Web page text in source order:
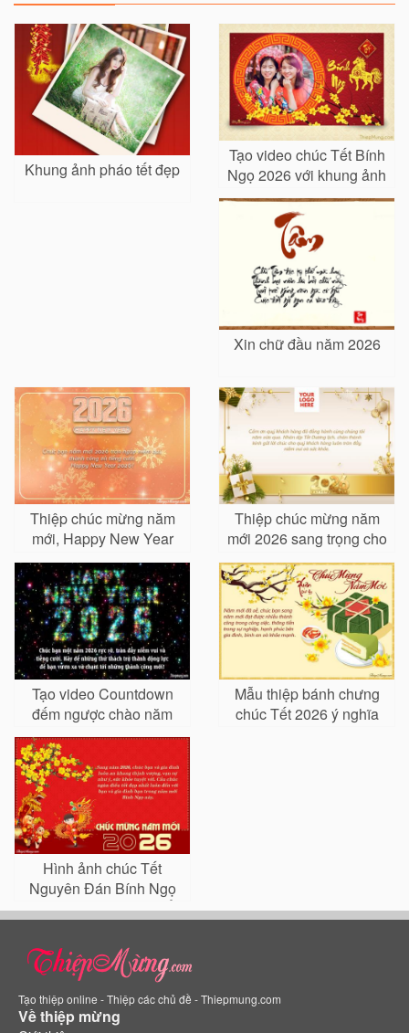
Khung ảnh pháo tết đẹp
Tạo video chúc Tết Bính
Ngọ 2026 với khung ảnh
Xin chữ đầu năm 2026
Thiệp chúc mừng năm
mới, Happy New Year
2026
Thiệp chúc mừng năm
mới 2026 sang trọng cho
khách hàng
Tạo video Countdown
đếm ngược chào năm
mới 2026
Mẫu thiệp bánh chưng
chúc Tết 2026 ý nghĩa
Hình ảnh chúc Tết
Nguyên Đán Bính Ngọ
đẹp mà bạn không thể
Tạo thiệp online - Thiệp các chủ đề - Thiepmung.com
Về thiệp mừng